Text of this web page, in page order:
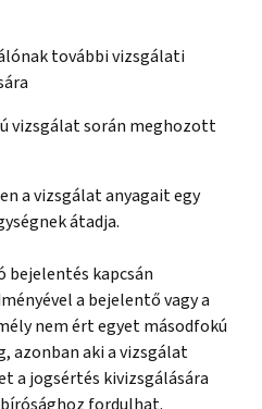
további vizsgálati
vizsgálat során meghozott
a vizsgálat anyagait egy
átadja.
bejelentés kapcsán
a bejelentő vagy a
nem ért egyet másodfokú
azonban aki a vizsgálat
a jogsértés kivizsgálására